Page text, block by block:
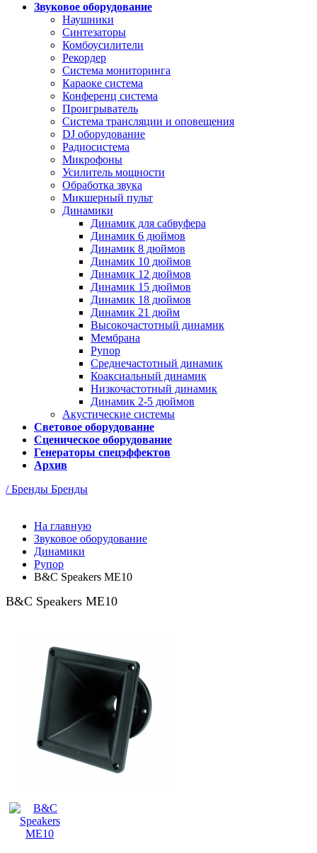
Звуковое оборудование
Наушники
Синтезаторы
Комбоусилители
Рекордер
Система мониторинга
Караоке система
Конференц система
Проигрыватель
Система трансляции и оповещения
DJ оборудование
Радиосистема
Микрофоны
Усилитель мощности
Обработка звука
Микшерный пульт
Динамики
Динамик для сабвуфера
Динамик 6 дюймов
Динамик 8 дюймов
Динамик 10 дюймов
Динамик 12 дюймов
Динамик 15 дюймов
Динамик 18 дюймов
Динамик 21 дюйм
Высокочастотный динамик
Мембрана
Рупор
Среднечастотный динамик
Коаксиальный динамик
Низкочастотный динамик
Динамик 2-5 дюймов
Акустические системы
Световое оборудование
Сценическое оборудование
Генераторы спецэффектов
Архив
/ Бренды Бренды
На главную
Звуковое оборудование
Динамики
Рупор
B&C Speakers ME10
B&C Speakers ME10